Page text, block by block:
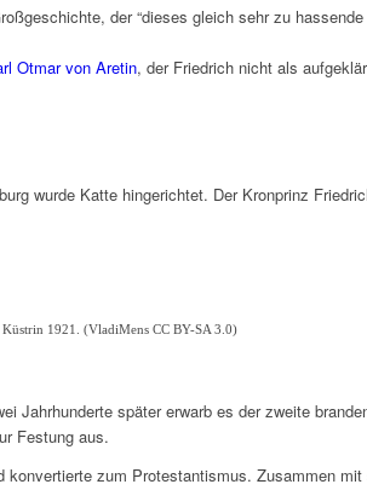
der “dieses gleich sehr zu
Otmar von Aretin, der Fried­rich nicht als
wurde Katte hinge­rich­tet. Der Kron­prinz
Küstrin 1921. (Vladi­Mens CC BY-SA 3.0)
Jahr­hun­derte später erwarb es der zweite
Festung aus.
zum Prote­stan­tis­mus. Zusam­men